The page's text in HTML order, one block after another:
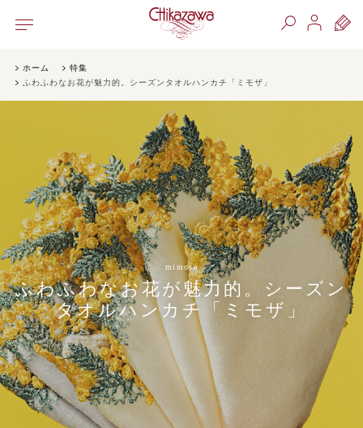
ホーム
特集
ふわふわなお花が魅力的。シーズンタオルハンカチ「ミモザ」
mimosa
ふわふわなお花が魅力的。シーズン
タオルハンカチ「ミモザ」